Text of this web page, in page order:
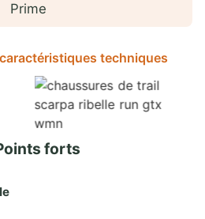
Prime
techniques
forts